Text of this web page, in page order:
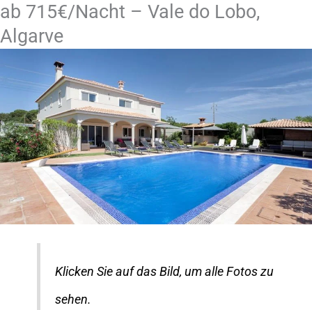
ab 715€/Nacht – Vale do Lobo,
Algarve
Klicken Sie auf das Bild, um alle Fotos zu
sehen.